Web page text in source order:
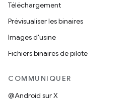
Téléchargement
Prévisualiser les binaires
Images d'usine
Fichiers binaires de pilote
COMMUNIQUER
@Android sur X